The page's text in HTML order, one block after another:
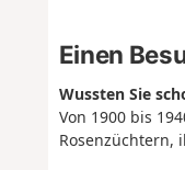
Einen
Wussten Sie
Von 1900 bis
Rosenzüchtern,